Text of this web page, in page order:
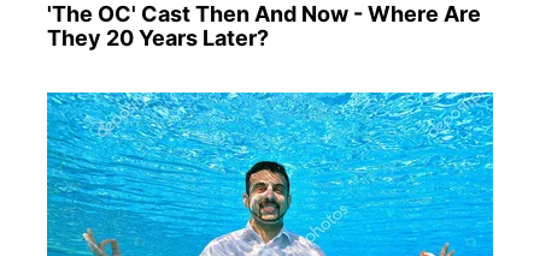
'The OC' Cast Then And Now - Where Are
They 20 Years Later?